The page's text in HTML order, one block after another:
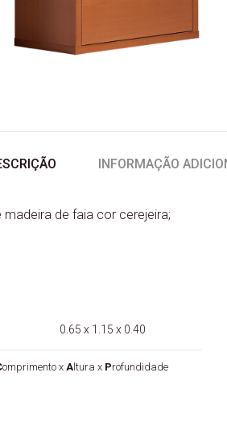
INFORMAÇÃO
de faia cor cerejeira;
0.65 x 1.15 x 0.40
omprimento x Altura x Profundidade